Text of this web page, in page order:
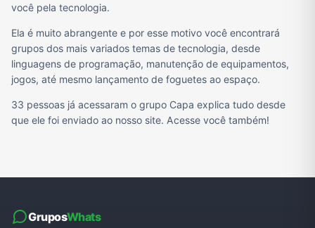
você pela tecnologia.
Ela é muito abrangente e por esse motivo você encontrará
grupos dos mais variados temas de tecnologia, desde
linguagens de programação, manutenção de equipamentos,
jogos, até mesmo lançamento de foguetes ao espaço.
33 pessoas já acessaram o grupo Capa explica tudo desde
que ele foi enviado ao nosso site. Acesse você também!
GruposWhats